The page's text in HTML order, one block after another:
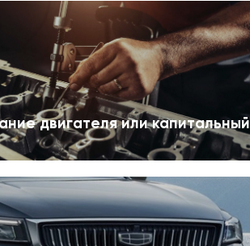
двигателя или капитальный